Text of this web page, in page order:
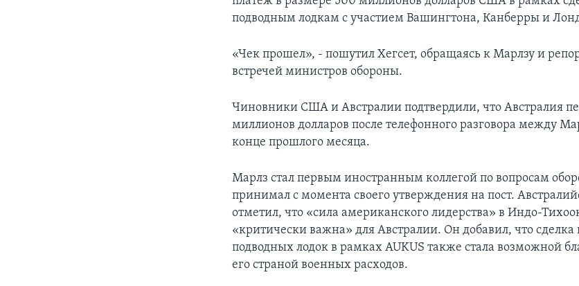
подводным лодкам с участием Вашингтона, Канберры и
«Чек прошел», - пошутил Хегсет, обращаясь к Марлзу и
встречей министров обороны.
Чиновники США и Австралии подтвердили, что Австралия
миллионов долларов после телефонного разговора между
конце прошлого месяца.
Марлз стал первым иностранным коллегой по вопросам
принимал с момента своего утверждения на пост.
отметил, что «сила американского лидерства» в Индо-
«критически важна» для Австралии. Он добавил, что
подводных лодок в рамках AUKUS также стала возможной
его страной военных расходов.